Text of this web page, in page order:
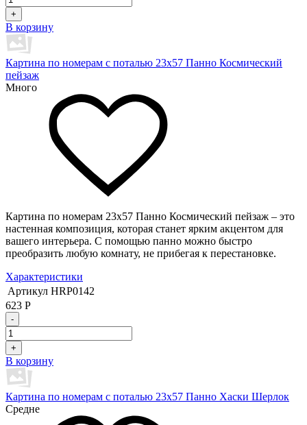
+
В корзину
Картина по номерам с поталью 23х57 Панно Космический
пейзаж
Много
Картина по номерам 23х57 Панно Космический пейзаж – это
настенная композиция, которая станет ярким акцентом для
вашего интерьера. С помощью панно можно быстро
преобразить любую комнату, не прибегая к перестановке.
Характеристики
Артикул HRP0142
623 Р
-
+
В корзину
Картина по номерам с поталью 23х57 Панно Хаски Шерлок
Средне